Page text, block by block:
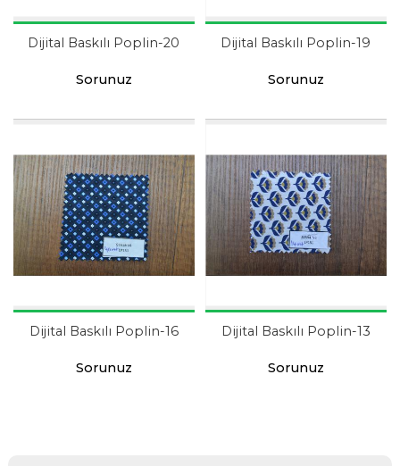
Dijital Baskılı Poplin-20
Sorunuz
Dijital Baskılı Poplin-19
Sorunuz
Dijital Baskılı Poplin-16
Sorunuz
Dijital Baskılı Poplin-13
Sorunuz